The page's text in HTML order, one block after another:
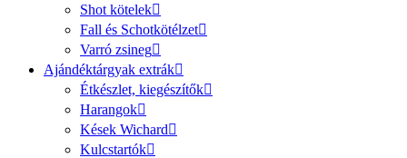
Shot kötelek
Fall és Schotkötélzet
Varró zsineg
Ajándéktárgyak extrák
Étkészlet, kiegészítők
Harangok
Kések Wichard
Kulcstartók